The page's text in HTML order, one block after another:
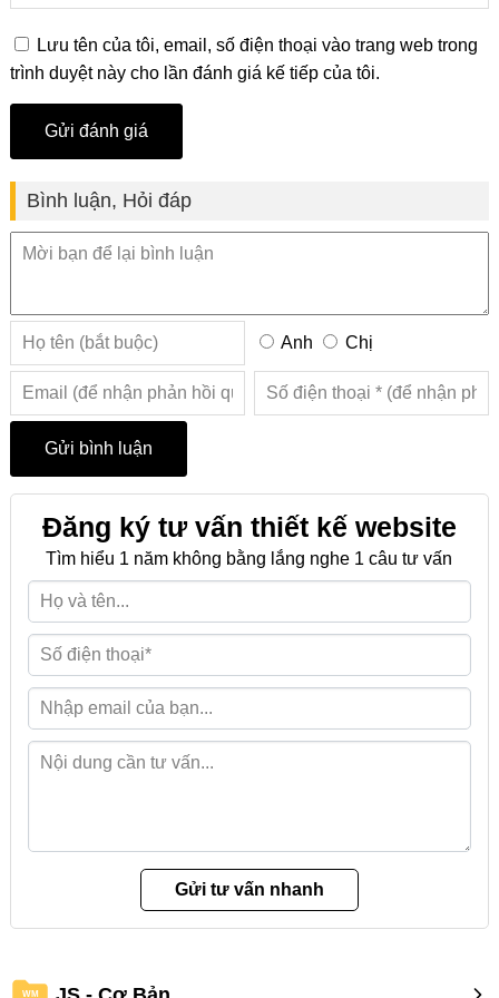
Lưu tên của tôi, email, số điện thoại vào trang web trong
trình duyệt này cho lần đánh giá kế tiếp của tôi.
Bình luận, Hỏi đáp
Anh Chị
Đăng ký tư vấn thiết kế website
Tìm hiểu 1 năm không bằng lắng nghe 1 câu tư vấn
WM